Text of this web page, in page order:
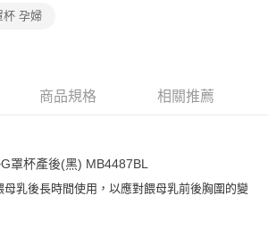
含以上)免運費
含以上)免運費
杯 孕婦
商品規格 相關推薦
罩杯產後(黑) MB4487BL
母乳後長時間使用，以應對餵母乳前後胸圍的變